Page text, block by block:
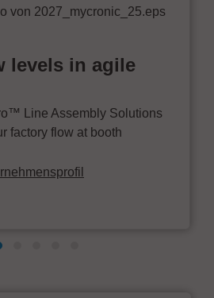
levels in agile
Line Assembly Solutions
factory flow at booth